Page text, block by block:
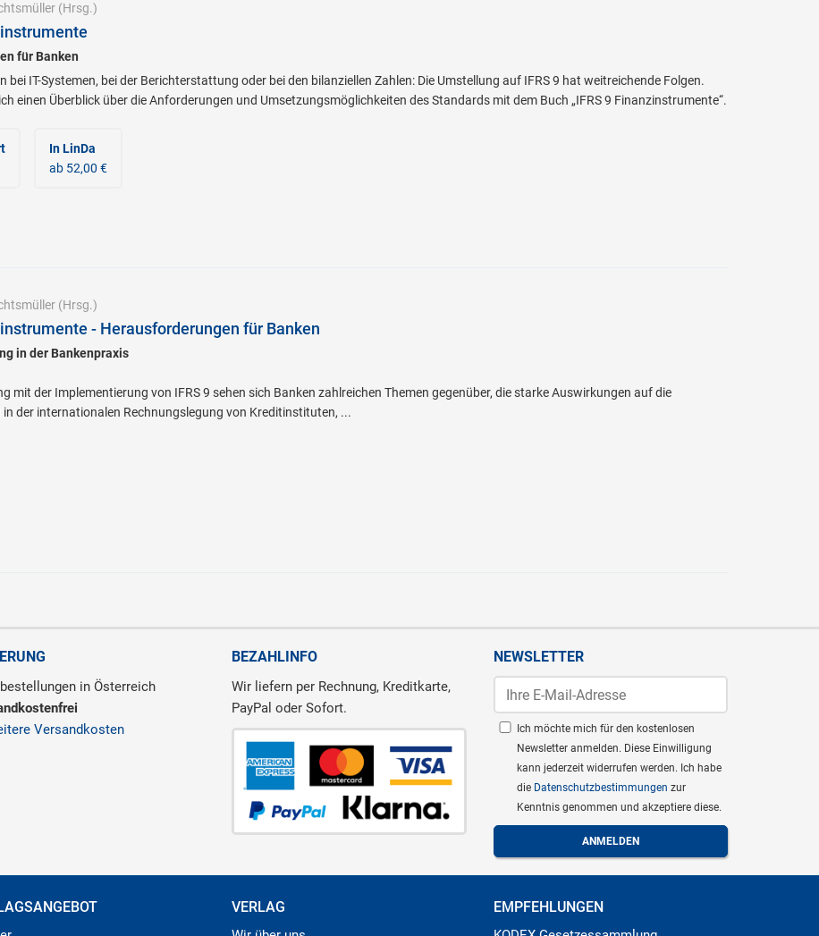
(Hrsg.)
für Banken
bei IT-Systemen, bei der Berichterstattung oder bei den bilanziellen Zahlen: Die Umstellung auf IFRS 9 hat weitreichende Folgen.
einen Überblick über die Anforderungen und Umsetzungsmöglichkeiten des Standards mit dem Buch „IFRS 9 Finanzinstrumente“.
In LinDa
ab 52,00 €
(Hrsg.)
- Herausforderungen für Banken
in der Bankenpraxis
mit der Implementierung von IFRS 9 sehen sich Banken zahlreichen Themen gegenüber, die starke Auswirkungen auf die
der internationalen Rechnungslegung von Kreditinstituten, ...
in Österreich
Versandkosten
BEZAHLINFO
Wir liefern per Rechnung, Kreditkarte,
PayPal oder Sofort.
NEWSLETTER
Ich möchte mich für den kostenlosen
Newsletter anmelden. Diese Einwilligung
kann jederzeit widerrufen werden. Ich habe
die Datenschutzbestimmungen zur
Kenntnis genommen und akzeptiere diese.
VERLAG EMPFEHLUNGEN